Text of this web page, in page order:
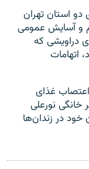
دو استان تهران
و آسایش عمومی
دراویشی که
اتهامات
غذای
خانگی نورعلی
در زندان‌ها